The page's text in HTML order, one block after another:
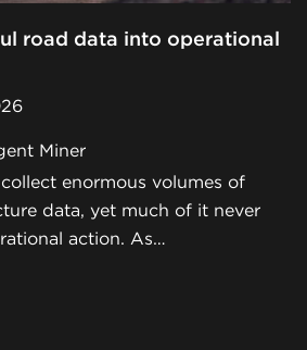
road data into operational
Miner
enormous volumes of
data, yet much of it never
action. As…